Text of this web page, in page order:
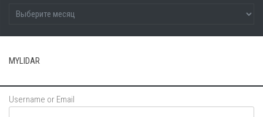
MYLIDAR
Username or Email